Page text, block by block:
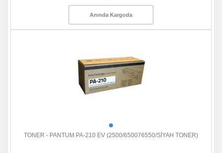
Anında Kargoda
TONER - PANTUM PA-210 EV (2500/650076550/SİYAH TONER)